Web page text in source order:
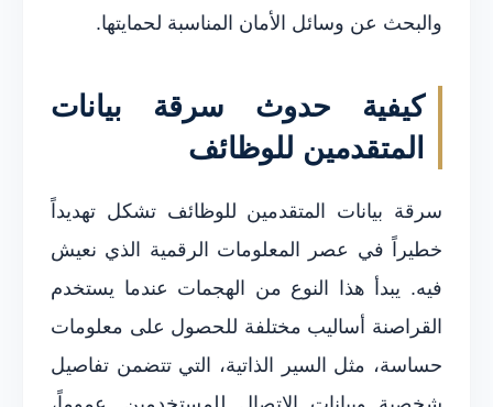
والبحث عن وسائل الأمان المناسبة لحمايتها.
كيفية حدوث سرقة بيانات
المتقدمين للوظائف
سرقة بيانات المتقدمين للوظائف تشكل تهديداً
خطيراً في عصر المعلومات الرقمية الذي نعيش
فيه. يبدأ هذا النوع من الهجمات عندما يستخدم
القراصنة أساليب مختلفة للحصول على معلومات
حساسة، مثل السير الذاتية، التي تتضمن تفاصيل